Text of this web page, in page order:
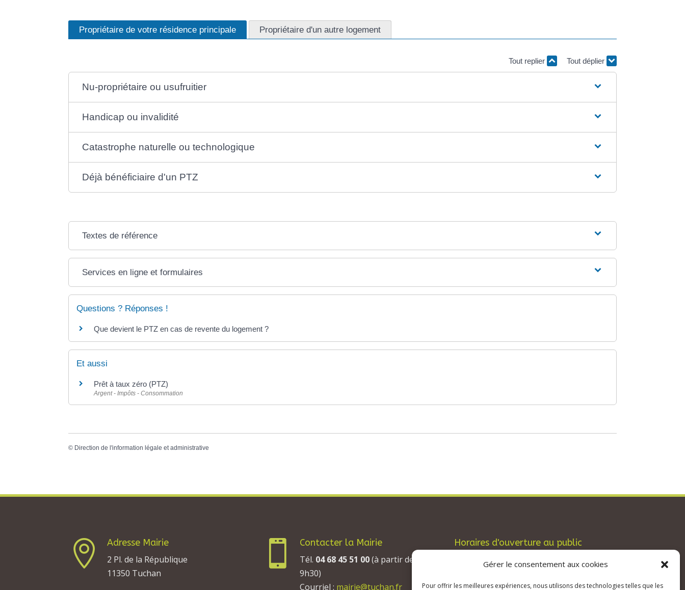
Gérer le consentement aux cookies
Pour offrir les meilleures expériences, nous utilisons des technologies telles que les
Propriétaire de votre résidence principale Propriétaire d'un autre logement
Tout replier Tout déplier
Nu-propriétaire ou usufruitier
Handicap ou invalidité
Catastrophe naturelle ou technologique
Déjà bénéficiaire d'un PTZ
Textes de référence
Services en ligne et formulaires
Questions ? Réponses !
Que devient le PTZ en cas de revente du logement ?
Et aussi
Prêt à taux zéro (PTZ)
Argent - Impôts - Consommation
© Direction de l'information légale et administrative

Adresse Mairie
2 Pl. de la République
11350 Tuchan

Contacter la Mairie
Tél. 04 68 45 51 00(à partir de
9h30)
Courriel : mairie@tuchan.fr
Horaires d'ouverture au public
Les lundis, mardis et jeudis : de 8h à 12h et
Les mercredis : de 13h30 à 17h30.